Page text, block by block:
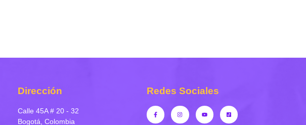
Dirección
Calle 45A # 20 - 32
Bogotá, Colombia
Redes Sociales